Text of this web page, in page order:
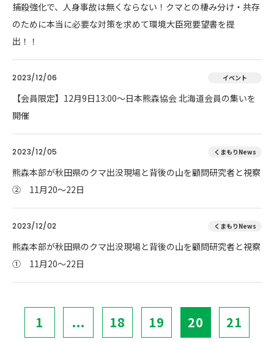
捕殺強化で、人身事故は無くならない！クマとの棲み分け・共存
のために本当に必要な対策を求めて環境大臣宛要望書を提
出！！
2023/12/06 イベント
【会員限定】12月9日13:00～日本熊森協会 北海道会員の集いを
開催
2023/12/05 くまもりNews
熊森本部が秋田県のクマ出没現場と背後の山を顧問研究者と視察
② 11月20～22日
2023/12/02 くまもりNews
熊森本部が秋田県のクマ出没現場と背後の山を顧問研究者と視察
① 11月20～22日
1 ... 18 19 20 21